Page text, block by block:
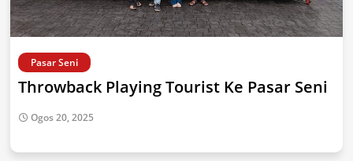
Pasar Seni
Throwback Playing Tourist Ke Pasar Seni
Ogos 20, 2025